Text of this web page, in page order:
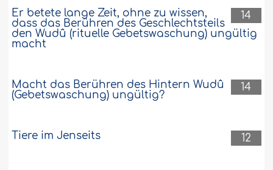
17997 12-6-2012
Ich stille mein Kind seit neun Monaten,
ich ein oder zwei Mal täglich einen mit
Blut vermischten Ausfluss. Soll ich dies
14
Er betete lange Zeit, ohne zu wissen,
dass das Berühren des Geschlechtsteils
den Wudû (rituelle Gebetswaschung) ungültig
macht
14
Macht das Berühren des Hintern Wudû
(Gebetswaschung) ungültig?
12
Tiere im Jenseits